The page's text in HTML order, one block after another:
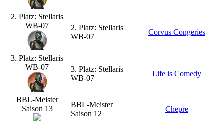
2. Platz: Stellaris
WB-07
2. Platz: Stellaris
WB-07
Corvus Congeries
3. Platz: Stellaris
WB-07
3. Platz: Stellaris
WB-07
Life is Comedy
BBL-Meister
Saison 13
BBL-Meister
Saison 12
Chepre